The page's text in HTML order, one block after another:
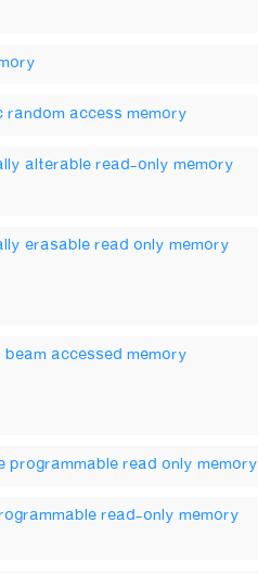
random access memory
alterable read-only memory
erasable read only memory
accessed memory
programmable read only memory
read-only memory